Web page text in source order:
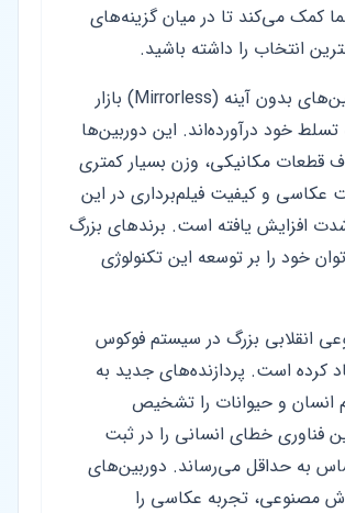
کمک می‌کند تا در میان گزینه‌های
انتخاب را داشته باشید.
امروزه دوربین‌های بدون آینه (Mirrorless) بازار
تسلط خود درآورده‌اند. این دوربین‌ها
قطعات مکانیکی، وزن بسیار کمتری
عکاسی و کیفیت فیلم‌برداری در این
افزایش یافته است. برندهای بزرگ
خود را بر توسعه این تکنولوژی
انقلابی بزرگ در سیستم فوکوس
کرده است. پردازنده‌های جدید به
انسان و حیوانات را تشخیص
فناوری خطای انسانی را در ثبت
به حداقل می‌رساند. دوربین‌های
مصنوعی، تجربه عکاسی را